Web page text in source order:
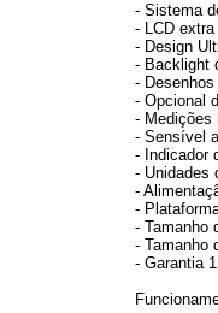
- Sistema
- LCD
- Design
- Backlight
-
- Opcional
- Medições
- Sensível
- Indicador
- Unidades
-
-
- Tamanho
- Tamanho
- Garantia